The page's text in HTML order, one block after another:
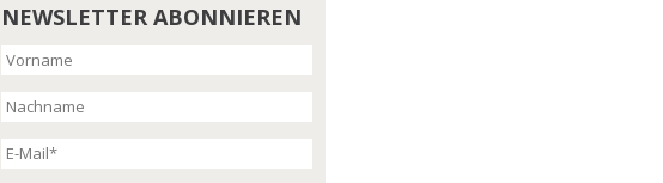
NEWSLETTER ABONNIEREN